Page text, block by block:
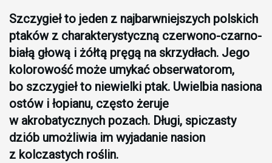
Szczygieł to jeden z najbarwniejszych polskich
ptaków z charakterystyczną czerwono-czarno-
białą głową i żółtą pręgą na skrzydłach. Jego
kolorowość może umykać obserwatorom,
bo szczygieł to niewielki ptak. Uwielbia nasiona
ostów i łopianu, często żeruje
w akrobatycznych pozach. Długi, spiczasty
dziób umożliwia im wyjadanie nasion
z kolczastych roślin.